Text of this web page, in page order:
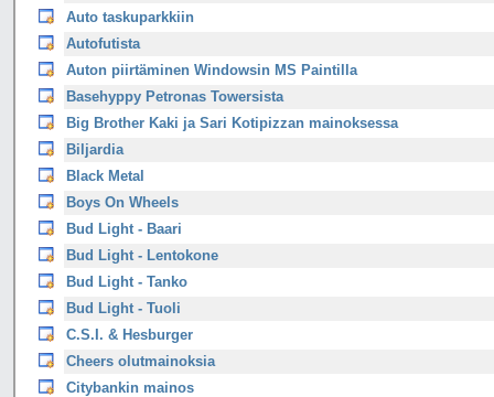
Auto taskuparkkiin
Autofutista
Auton piirtäminen Windowsin MS Paintilla
Basehyppy Petronas Towersista
Big Brother Kaki ja Sari Kotipizzan mainoksessa
Biljardia
Black Metal
Boys On Wheels
Bud Light - Baari
Bud Light - Lentokone
Bud Light - Tanko
Bud Light - Tuoli
C.S.I. & Hesburger
Cheers olutmainoksia
Citybankin mainos